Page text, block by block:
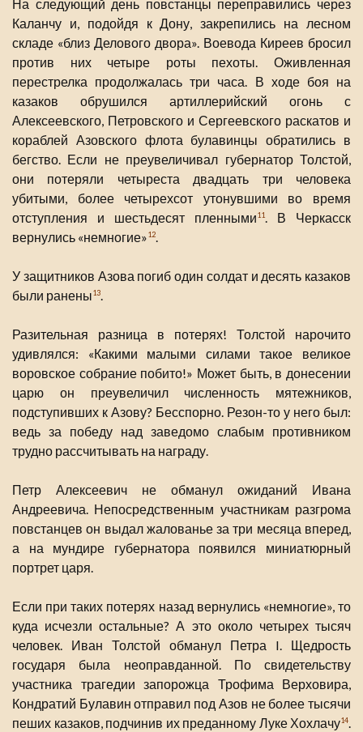
На следующий день повстанцы переправились через
Каланчу и, подойдя к Дону, закрепились на лесном
складе «близ Делового двора». Воевода Киреев бросил
против них четыре роты пехоты. Оживленная
перестрелка продолжалась три часа. В ходе боя на
казаков обрушился артиллерийский огонь с
Алексеевского, Петровского и Сергеевского раскатов и
кораблей Азовского флота булавинцы обратились в
бегство. Если не преувеличивал губернатор Толстой,
они потеряли четыреста двадцать три человека
убитыми, более четырехсот утонувшими во время
отступления и шестьдесят пленными11. В Черкасск
вернулись «немногие»12.
У защитников Азова погиб один солдат и десять казаков
были ранены13.
Разительная разница в потерях! Толстой нарочито
удивлялся: «Какими малыми силами такое великое
воровское собрание побито!» Может быть, в донесении
царю он преувеличил численность мятежников,
подступивших к Азову? Бесспорно. Резон-то у него был:
ведь за победу над заведомо слабым противником
трудно рассчитывать на награду.
Петр Алексеевич не обманул ожиданий Ивана
Андреевича. Непосредственным участникам разгрома
повстанцев он выдал жалованье за три месяца вперед,
а на мундире губернатора появился миниатюрный
портрет царя.
Если при таких потерях назад вернулись «немногие», то
куда исчезли остальные? А это около четырех тысяч
человек. Иван Толстой обманул Петра I. Щедрость
государя была неоправданной. По свидетельству
участника трагедии запорожца Трофима Верховира,
Кондратий Булавин отправил под Азов не более тысячи
пеших казаков, подчинив их преданному Луке Хохлачу14.